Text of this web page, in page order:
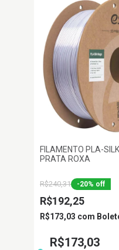
FILAMENTO PLA-
PRATA ROXA
R$240,31 -20% off
R$192,25
R$173,03 com
R$173,03